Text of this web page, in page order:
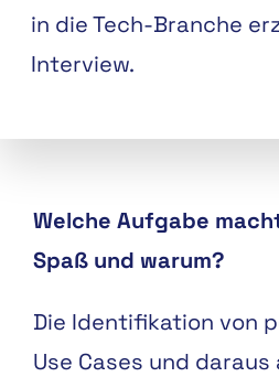
in die Tech-Branche
Interview.
Welche Aufgabe
Spaß und warum?
Die Identifikation von
Use Cases und